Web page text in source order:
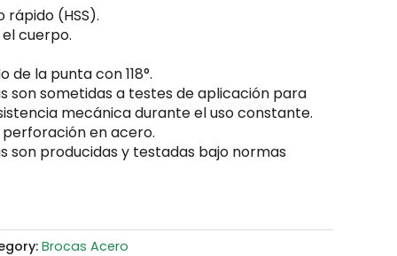
(HSS).
cuerpo.
de la punta con 118°.
son sometidas a testes de aplicación para
mecánica durante el uso constante.
perforación en acero.
son producidas y testadas bajo normas
Brocas Acero